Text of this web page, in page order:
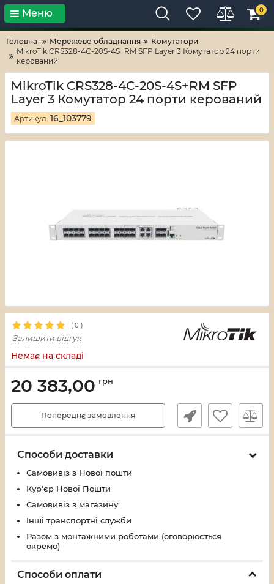
Тільки високі технології! RV-ZAFT
Меню 0
Головна Мережеве обладнання
Комутатори
MikroTik CRS328-4C-20S-4S+RM SFP Layer 3 Комутатор 24 порти
керований
MikroTik CRS328-4C-20S-4S+RM SFP
Layer 3 Комутатор 24 порти керований
Артикул: 16_103779
( 0 )
Залишити відгук
Немає на складі
20 383,00 грн
Попереднє замовлення
Способи доставки
Самовивіз з Нової пошти
Кур'єр Нової Пошти
Самовивіз з магазину
Інші транспортні служби
Разом з монтажними роботами (оговорюється
окремо)
Способи оплати